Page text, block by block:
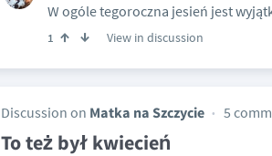
W ogóle tegoroczna jesień jest
1 View in discussion
Discussion on Matka na Szczycie 5
To też był kwiecień